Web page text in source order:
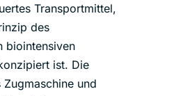
Transportmittel,
des
biointensiven
ist. Die
und